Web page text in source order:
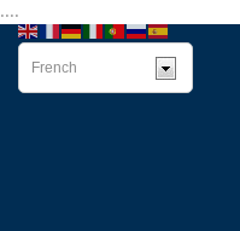
....